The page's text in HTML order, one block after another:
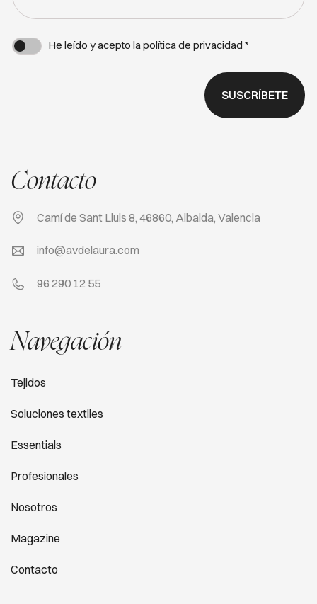
NEWSLETTER
He leído y acepto lapolítica de privacidad *
SUSCRÍBETE
Contacto
Camí de Sant Lluis 8, 46860, Albaida, Valencia
info@avdelaura.com
96 290 12 55
Navegación
Tejidos
Soluciones textiles
Essentials
Profesionales
Nosotros
Magazine
Contacto